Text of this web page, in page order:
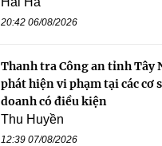
20:42 06/08/2026
Thanh tra Công an tỉnh Tây
phát hiện vi phạm tại các cơ
doanh có điều kiện
Thu Huyền
12:39 07/08/2026